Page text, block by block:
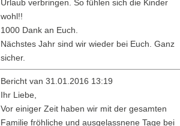
Urlaub verbringen. So fühlen sich die Kinder
wohl!!
1000 Dank an Euch.
Nächstes Jahr sind wir wieder bei Euch. Ganz
sicher.
Bericht van 31.01.2016 13:19
Ihr Liebe,
Vor einiger Zeit haben wir mit der gesamten
Familie fröhliche und ausgelassnene Tage bei